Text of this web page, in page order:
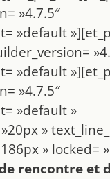
»4.7.5″
»default
»default
»4.7.5″
»default »
»
» locked=
rencontre et